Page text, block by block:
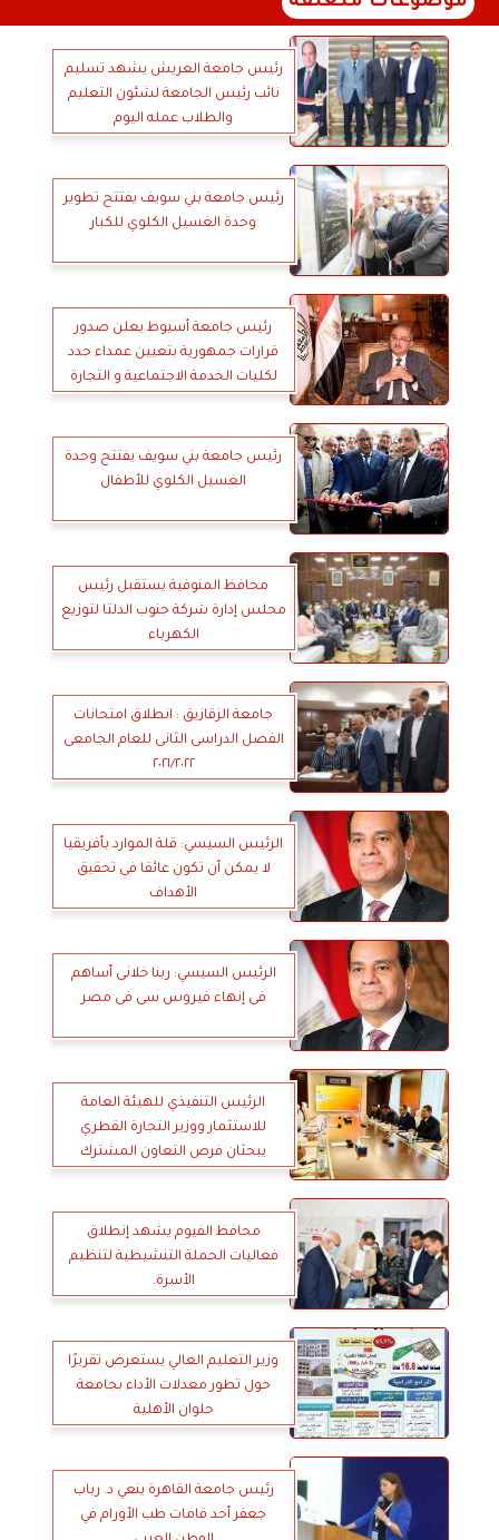
رئيس جامعة العريش يشهد تسليم
نائب رئيس الجامعة لشئون التعليم
والطلاب عمله اليوم
رئيس جامعة بني سويف يفتتح تطوير
وحدة الغسيل الكلوي للكبار
رئيس جامعة أسيوط يعلن صدور
قرارات جمهورية بتعيين عمداء جدد
لكليات الخدمة الاجتماعية و التجارة
رئيس جامعة بني سويف يفتتح وحدة
الغسيل الكلوي للأطفال
محافظ المنوفية يستقبل رئيس
مجلس إدارة شركة جنوب الدلتا لتوزيع
الكهرباء
جامعة الزقازيق : انطلاق امتحانات
الفصل الدراسى الثانى للعام الجامعى
٢٠٢١/٢٠٢٢
الرئيس السيسي: قلة الموارد بأفريقيا
لا يمكن أن تكون عائقا فى تحقيق
الأهداف
الرئيس السيسي: ربنا خلانى أساهم
فى إنهاء فيروس سى فى مصر
الرئيس التنفيذي للهيئة العامة
للاستثمار ووزير التجارة القطري
يبحثان فرص التعاون المشترك
محافظ الفيوم يشهد إنطلاق
فعاليات الحملة التنشيطية لتنظيم
الأسرة.
وزير التعليم العالي يستعرض تقريرًا
حول تطور معدلات الأداء بجامعة
حلوان الأهلية
رئيس جامعة القاهرة ينعي د. رباب
جعفر أحد قامات طب الأورام في